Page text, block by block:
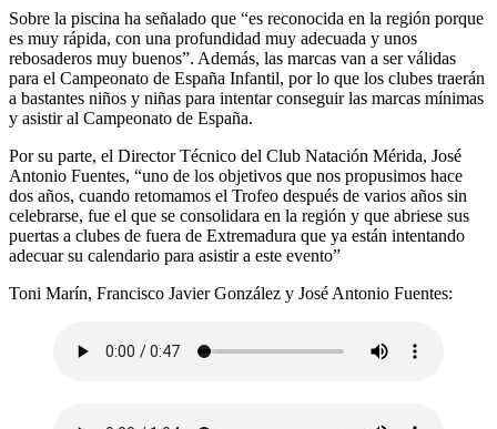
Sobre la piscina ha señalado que “es reconocida en la región porque
es muy rápida, con una profundidad muy adecuada y unos
rebosaderos muy buenos”. Además, las marcas van a ser válidas
para el Campeonato de España Infantil, por lo que los clubes traerán
a bastantes niños y niñas para intentar conseguir las marcas mínimas
y asistir al Campeonato de España.
Por su parte, el Director Técnico del Club Natación Mérida, José
Antonio Fuentes, “uno de los objetivos que nos propusimos hace
dos años, cuando retomamos el Trofeo después de varios años sin
celebrarse, fue el que se consolidara en la región y que abriese sus
puertas a clubes de fuera de Extremadura que ya están intentando
adecuar su calendario para asistir a este evento”
Toni Marín, Francisco Javier González y José Antonio Fuentes: